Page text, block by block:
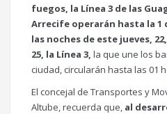
fuegos, la Línea 3 de las
Arrecife operarán hasta la 1
las noches de este jueves,
25, la Línea 3, la que une los
ciudad, circularán hasta las 01
El concejal de Transportes y
Altube, recuerda que, al